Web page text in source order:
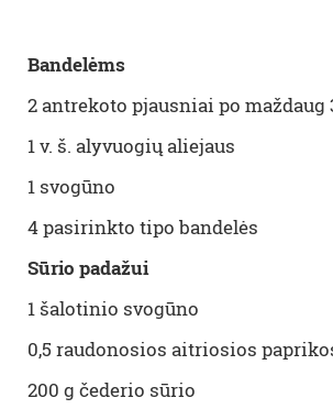
Bandelėms
2 antrekoto pjausniai po maždaug
1 v. š. alyvuogių aliejaus
1 svogūno
4 pasirinkto tipo bandelės
Sūrio padažui
1 šalotinio svogūno
0,5 raudonosios aitriosios
200 g čederio sūrio